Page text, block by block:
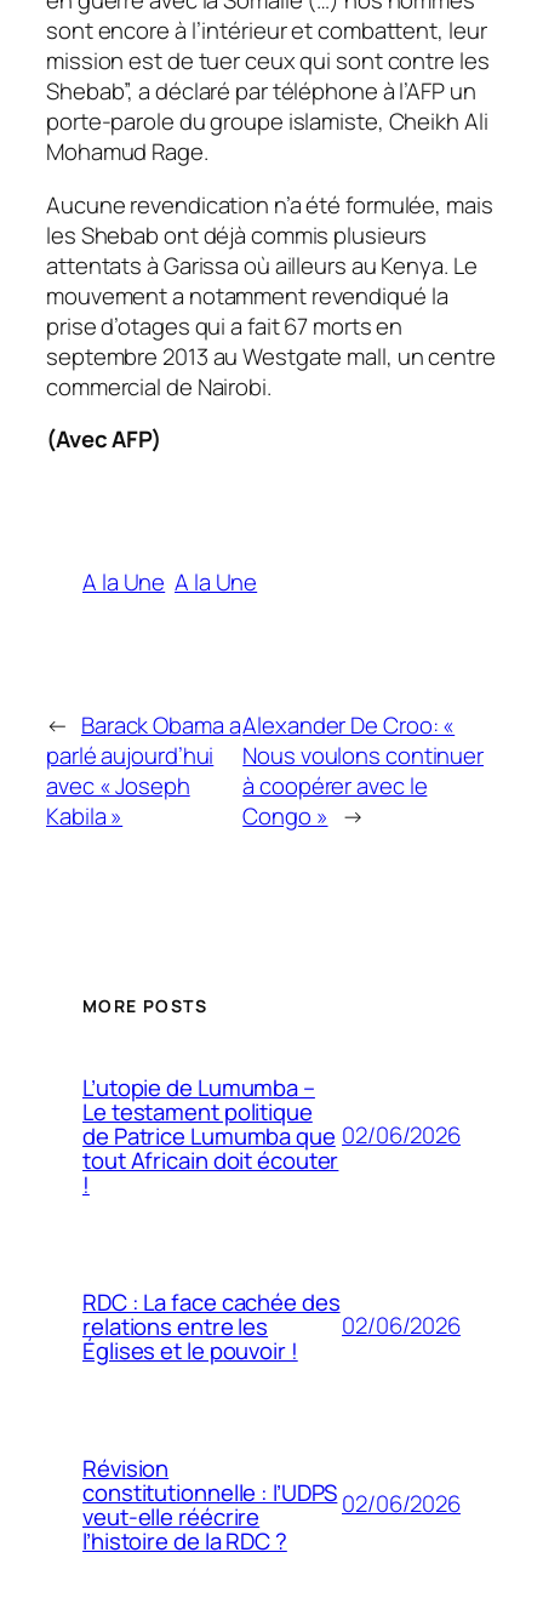
sont encore à l’intérieur et combattent, leur
mission est de tuer ceux qui sont contre les
Shebab”, a déclaré par téléphone à l’AFP un
porte-parole du groupe islamiste, Cheikh Ali
Mohamud Rage.
Aucune revendication n’a été formulée, mais
les Shebab ont déjà commis plusieurs
attentats à Garissa où ailleurs au Kenya. Le
mouvement a notamment revendiqué la
prise d’otages qui a fait 67 morts en
septembre 2013 au Westgate mall, un centre
commercial de Nairobi.
(Avec AFP)
A la Une A la Une
← Barack Obama a
parlé aujourd’hui
avec « Joseph
Kabila »
Alexander De Croo: «
Nous voulons continuer
à coopérer avec le
Congo » →
MORE POSTS
L’utopie de Lumumba –
Le testament politique
de Patrice Lumumba que
tout Africain doit écouter
!
02/06/2026
RDC : La face cachée des
relations entre les
Églises et le pouvoir !
02/06/2026
Révision
constitutionnelle : l’UDPS
veut-elle réécrire
l’histoire de la RDC ?
02/06/2026